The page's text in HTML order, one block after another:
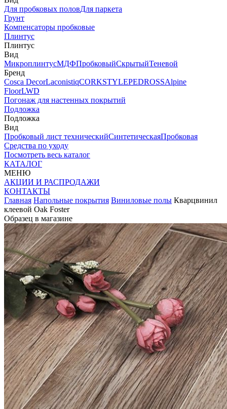
Для пробковых половДля паркета
Грунт
Компенсаторы пробковые
Плинтус
Плинтус
Вид
МикроплинтусМДФПробковыйСкрытыйТеневой
Бренд
Cosca DecorLaconistiqCORKSTYLEPEDROSSAlpine
FloorLWD
Погонаж для настенных покрытий
Подложка
Подложка
Вид
Пробковый лист техническийСинтетическаяПробковая
Средства по уходу
Посмотреть весь каталог
КАТАЛОГ
МЕНЮ
АКЦИИ И РАСПРОДАЖИ
КОНТАКТЫ
Главная Напольные покрытия Виниловые полы Кварцвинил
клеевой Oak Foster
Образец в магазине